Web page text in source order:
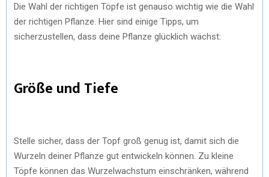
Die Wahl der richtigen Töpfe ist genauso wichtig wie die Wahl
der richtigen Pflanze. Hier sind einige Tipps, um
sicherzustellen, dass deine Pflanze glücklich wächst:
Größe und Tiefe
Stelle sicher, dass der Topf groß genug ist, damit sich die
Wurzeln deiner Pflanze gut entwickeln können. Zu kleine
Töpfe können das Wurzelwachstum einschränken, während